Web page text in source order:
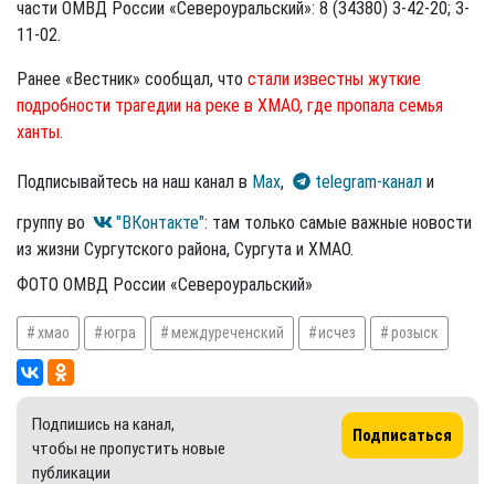
части ОМВД России «Североуральский»: 8 (34380) 3-42-20; 3-
11-02.
Ранее «Вестник» сообщал, что стали известны жуткие
подробности трагедии на реке в ХМАО, где пропала семья
ханты.
Подписывайтесь на наш канал в Max, telegram-канал и
группу во
"ВКонтакте": там только самые важные новости
из жизни Сургутского района, Сургута и ХМАО.
ФОТО ОМВД России «Североуральский»
хмао югра междуреченский исчез розыск
Подпишись на канал,
чтобы не пропустить новые
публикации
Подписаться